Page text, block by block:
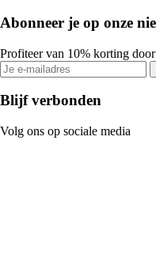
Abonneer je op onze
Profiteer van 10% korting
Blijf verbonden
Volg ons op sociale media